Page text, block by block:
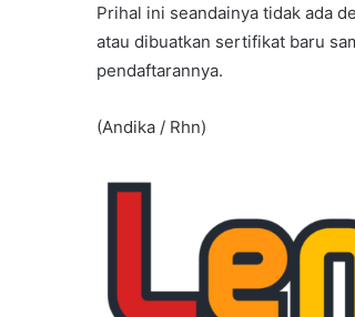
Prihal ini seandainya tidak ada
atau dibuatkan sertifikat baru
pendaftarannya.
(Andika / Rhn)